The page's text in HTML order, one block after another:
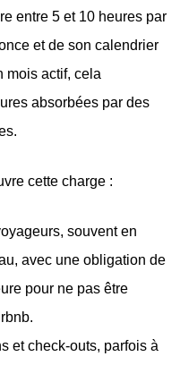
entre 5 et 10 heures par
et de son calendrier
mois actif, cela
absorbées par des
cette charge :
souvent en
avec une obligation de
pour ne pas être
et check-outs, parfois à